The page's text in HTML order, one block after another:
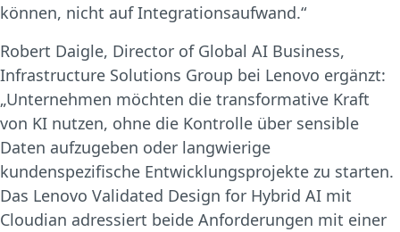
können, nicht auf Integrationsaufwand.“
Robert Daigle, Director of Global AI Business,
Infrastructure Solutions Group bei Lenovo ergänzt:
„Unternehmen möchten die transformative Kraft
von KI nutzen, ohne die Kontrolle über sensible
Daten aufzugeben oder langwierige
kundenspezifische Entwicklungsprojekte zu starten.
Das Lenovo Validated Design for Hybrid AI mit
Cloudian adressiert beide Anforderungen mit einer